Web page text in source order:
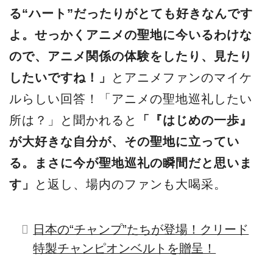
る“ハート”だったりがとても好きなんです
よ。せっかくアニメの聖地に今いるわけな
ので、アニメ関係の体験をしたり、見たり
したいですね！」
とアニメファンのマイケ
ルらしい回答！「アニメの聖地巡礼したい
所は？」と聞かれると
「『はじめの一歩』
が大好きな自分が、その聖地に立ってい
る。まさに今が聖地巡礼の瞬間だと思いま
す」
と返し、場内のファンも大喝采。
日本の“チャンプ”たちが登場！クリード
特製チャンピオンベルトを贈呈！